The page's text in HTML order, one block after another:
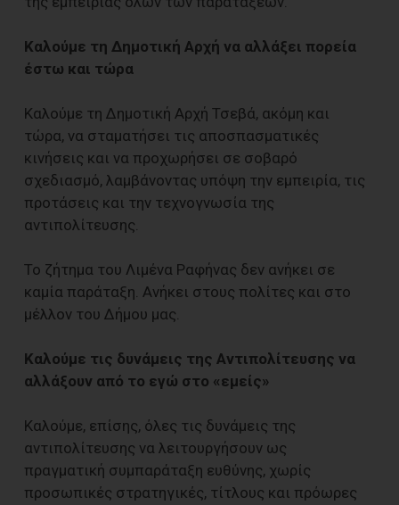
Καλούμε τη Δημοτική Αρχή να αλλάξει πορεία
έστω και τώρα
Καλούμε τη Δημοτική Αρχή Τσεβά, ακόμη και
τώρα, να σταματήσει τις αποσπασματικές
κινήσεις και να προχωρήσει σε σοβαρό
σχεδιασμό, λαμβάνοντας υπόψη την εμπειρία, τις
προτάσεις και την τεχνογνωσία της
αντιπολίτευσης.
Το ζήτημα του Λιμένα Ραφήνας δεν ανήκει σε
καμία παράταξη. Ανήκει στους πολίτες και στο
μέλλον του Δήμου μας.
Καλούμε τις δυνάμεις της Αντιπολίτευσης να
αλλάξουν από το εγώ στο «εμείς»
Καλούμε, επίσης, όλες τις δυνάμεις της
αντιπολίτευσης να λειτουργήσουν ως
πραγματική συμπαράταξη ευθύνης, χωρίς
προσωπικές στρατηγικές, τίτλους και πρόωρες